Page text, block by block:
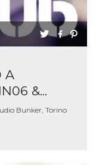
A
&...
Bunker, Torino